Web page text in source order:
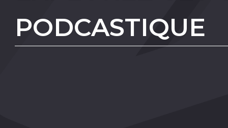
PODCASTIQUE